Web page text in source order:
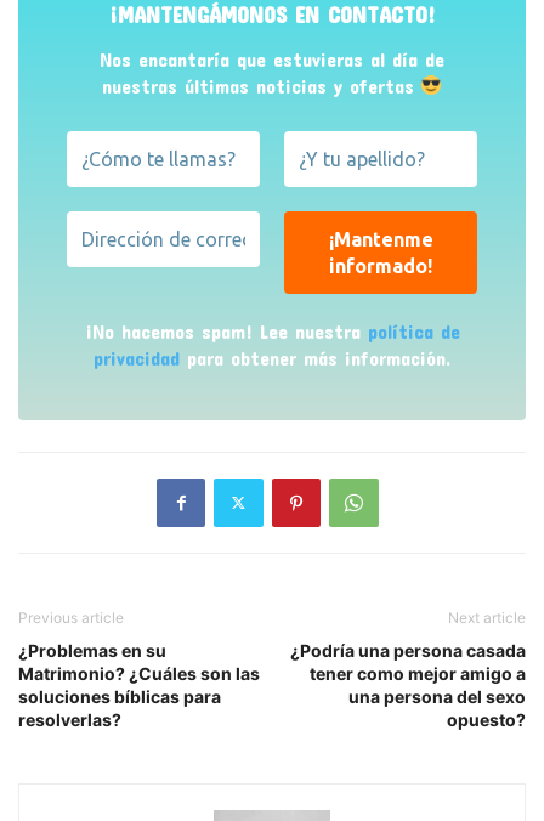
¡MANTENGÁMONOS EN CONTACTO!
Nos encantaría que estuvieras al día de
nuestras últimas noticias y ofertas
¡No hacemos spam! Lee nuestra política de
privacidad para obtener más información.
Previous article
¿Problemas en su
Matrimonio? ¿Cuáles son las
soluciones bíblicas para
resolverlas?
Next article
¿Podría una persona casada
tener como mejor amigo a
una persona del sexo
opuesto?